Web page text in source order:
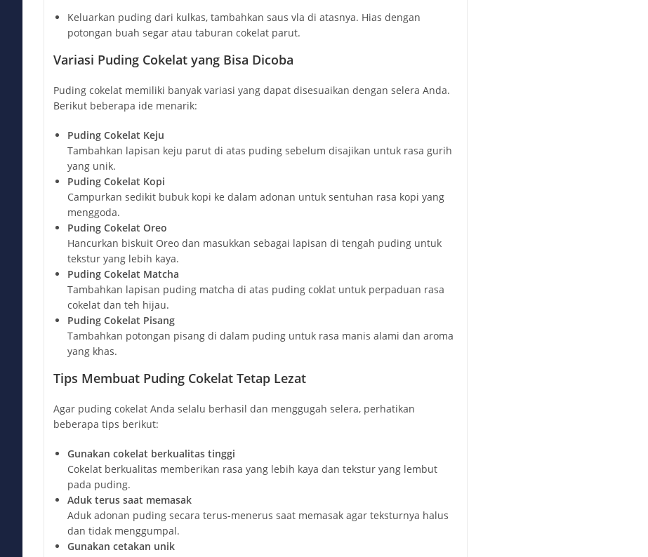
Keluarkan puding dari kulkas, tambahkan saus vla di atasnya. Hias dengan
potongan buah segar atau taburan cokelat parut.
Variasi Puding Cokelat yang Bisa Dicoba
Puding cokelat memiliki banyak variasi yang dapat disesuaikan dengan selera Anda.
Berikut beberapa ide menarik:
Puding Cokelat Keju
Tambahkan lapisan keju parut di atas puding sebelum disajikan untuk rasa gurih
yang unik.
Puding Cokelat Kopi
Campurkan sedikit bubuk kopi ke dalam adonan untuk sentuhan rasa kopi yang
menggoda.
Puding Cokelat Oreo
Hancurkan biskuit Oreo dan masukkan sebagai lapisan di tengah puding untuk
tekstur yang lebih kaya.
Puding Cokelat Matcha
Tambahkan lapisan puding matcha di atas puding coklat untuk perpaduan rasa
cokelat dan teh hijau.
Puding Cokelat Pisang
Tambahkan potongan pisang di dalam puding untuk rasa manis alami dan aroma
yang khas.
Tips Membuat Puding Cokelat Tetap Lezat
Agar puding cokelat Anda selalu berhasil dan menggugah selera, perhatikan
beberapa tips berikut:
Gunakan cokelat berkualitas tinggi
Cokelat berkualitas memberikan rasa yang lebih kaya dan tekstur yang lembut
pada puding.
Aduk terus saat memasak
Aduk adonan puding secara terus-menerus saat memasak agar teksturnya halus
dan tidak menggumpal.
Gunakan cetakan unik